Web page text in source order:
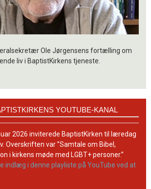
Ole Jørgensens fortælling om
liv i BaptistKirkens tjeneste.
YOUTUBE-KANAL
2026 inviterede BaptistKirken til læredag
Overskriften var ”Samtale om Bibel,
i kirkens møde med LGBT+ personer.”
indlæg i denne playliste på YouTube ved at